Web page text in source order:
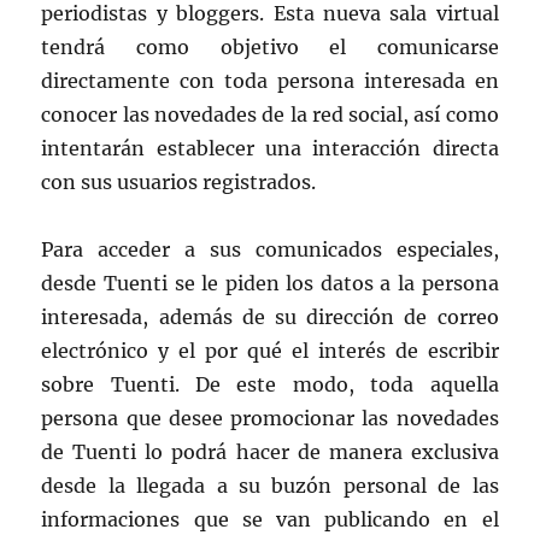
periodistas y bloggers. Esta nueva sala virtual
tendrá como objetivo el comunicarse
directamente con toda persona interesada en
conocer las novedades de la red social, así como
intentarán establecer una interacción directa
con sus usuarios registrados.
Para acceder a sus comunicados especiales,
desde Tuenti se le piden los datos a la persona
interesada, además de su dirección de correo
electrónico y el por qué el interés de escribir
sobre Tuenti. De este modo, toda aquella
persona que desee promocionar las novedades
de Tuenti lo podrá hacer de manera exclusiva
desde la llegada a su buzón personal de las
informaciones que se van publicando en el